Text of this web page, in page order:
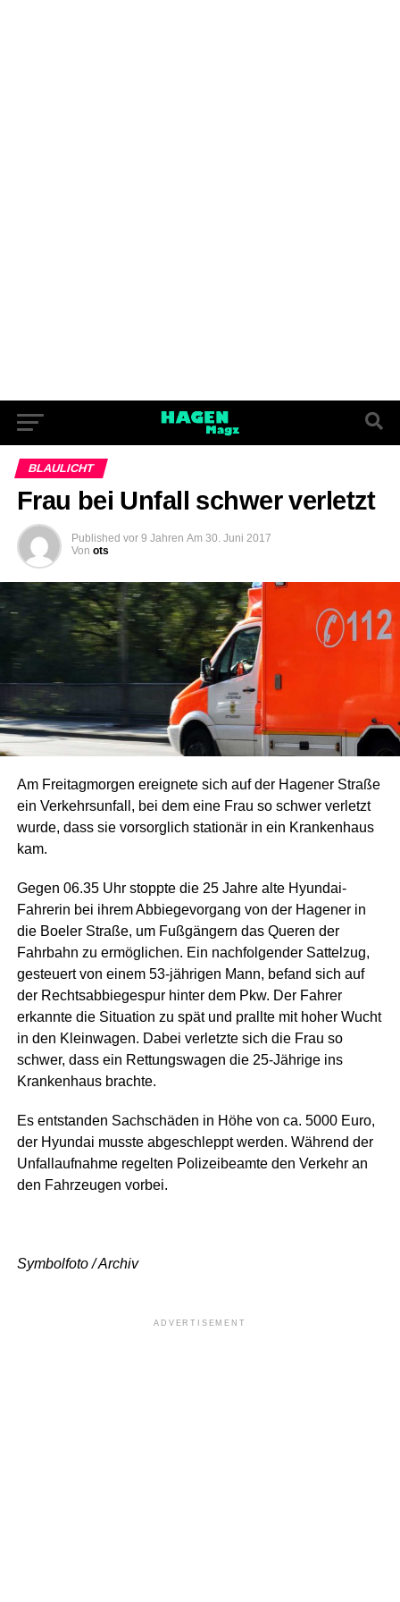
BLAULICHT
Frau bei Unfall schwer verletzt
Published vor 9 Jahren Am 30. Juni 2017
Von ots
Am Freitagmorgen ereignete sich auf der Hagener Straße
ein Verkehrsunfall, bei dem eine Frau so schwer verletzt
wurde, dass sie vorsorglich stationär in ein Krankenhaus
kam.
Gegen 06.35 Uhr stoppte die 25 Jahre alte Hyundai-
Fahrerin bei ihrem Abbiegevorgang von der Hagener in
die Boeler Straße, um Fußgängern das Queren der
Fahrbahn zu ermöglichen. Ein nachfolgender Sattelzug,
gesteuert von einem 53-jährigen Mann, befand sich auf
der Rechtsabbiegespur hinter dem Pkw. Der Fahrer
erkannte die Situation zu spät und prallte mit hoher Wucht
in den Kleinwagen. Dabei verletzte sich die Frau so
schwer, dass ein Rettungswagen die 25-Jährige ins
Krankenhaus brachte.
Es entstanden Sachschäden in Höhe von ca. 5000 Euro,
der Hyundai musste abgeschleppt werden. Während der
Unfallaufnahme regelten Polizeibeamte den Verkehr an
den Fahrzeugen vorbei.
Symbolfoto / Archiv
ADVERTISEMENT